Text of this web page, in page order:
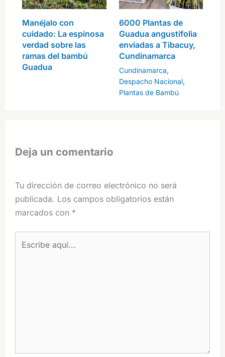
Manéjalo con
cuidado: La espinosa
verdad sobre las
ramas del bambú
Guadua
6000 Plantas de
Guadua angustifolia
enviadas a Tibacuy,
Cundinamarca
Cundinamarca,
Despacho Nacional,
Plantas de Bambú
Deja un comentario
Tu dirección de correo electrónico no será
publicada. Los campos obligatorios están
marcados con *
aquí...